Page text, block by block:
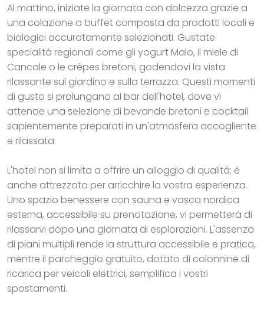
Al mattino, iniziate la giornata con dolcezza grazie a
una colazione a buffet composta da prodotti locali e
biologici accuratamente selezionati. Gustate
specialità regionali come gli yogurt Malo, il miele di
Cancale o le crêpes bretoni, godendovi la vista
rilassante sul giardino e sulla terrazza. Questi momenti
di gusto si prolungano al bar dell'hotel, dove vi
attende una selezione di bevande bretoni e cocktail
sapientemente preparati in un'atmosfera accogliente
e rilassata.
L'hotel non si limita a offrire un alloggio di qualità; è
anche attrezzato per arricchire la vostra esperienza.
Uno spazio benessere con sauna e vasca nordica
esterna, accessibile su prenotazione, vi permetterà di
rilassarvi dopo una giornata di esplorazioni. L'assenza
di piani multipli rende la struttura accessibile e pratica,
mentre il parcheggio gratuito, dotato di colonnine di
ricarica per veicoli elettrici, semplifica i vostri
spostamenti.